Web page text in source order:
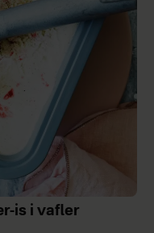
is i vafler